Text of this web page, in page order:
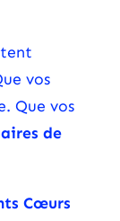
vos
Que vos
de
Cœurs